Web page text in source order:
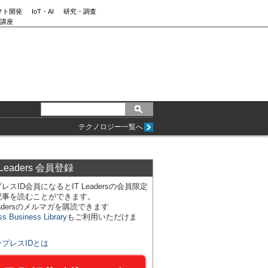
ト開発 IoT・AI
研究・調査
座
テクノロジー一覧へ
会員登録
スID会員になるとIT Leadersの会員限定
を読むことができます。
のメルマガを購読できます
Business Libraryもご利用いただけま
プレスIDとは